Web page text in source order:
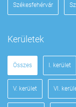
Székesfehérvár
Kerületek
Összes I. kerület
V. kerület VI.